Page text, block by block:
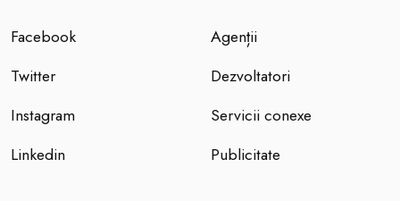
Facebook
Twitter
Instagram
Linkedin
Agenții
Dezvoltatori
Servicii conexe
Publicitate